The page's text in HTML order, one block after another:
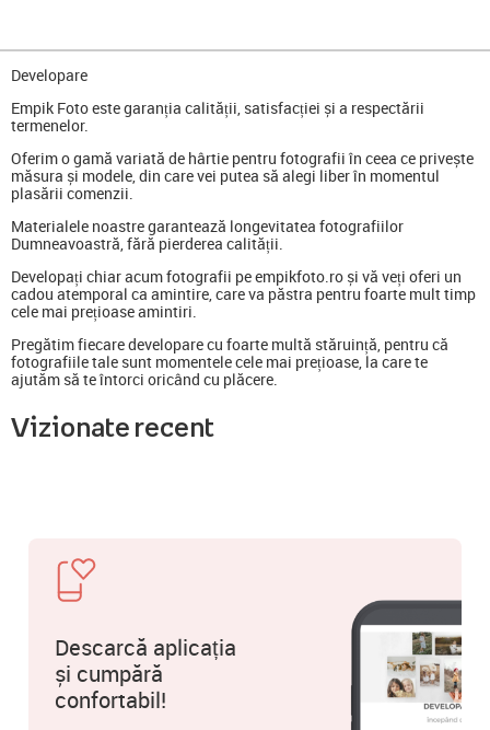
Developare
Empik Foto este garanția calității, satisfacției și a respectării
termenelor.
Oferim o gamă variată de hârtie pentru fotografii în ceea ce privește
măsura și modele, din care vei putea să alegi liber în momentul
plasării comenzii.
Materialele noastre garantează longevitatea fotografiilor
Dumneavoastră, fără pierderea calității.
Developați chiar acum fotografii pe empikfoto.ro și vă veți oferi un
cadou atemporal ca amintire, care va păstra pentru foarte mult timp
cele mai prețioase amintiri.
Pregătim fiecare developare cu foarte multă stăruință, pentru că
fotografiile tale sunt momentele cele mai prețioase, la care te
ajutăm să te întorci oricând cu plăcere.
Vizionate recent
Descarcă aplicația
și cumpără
confortabil!